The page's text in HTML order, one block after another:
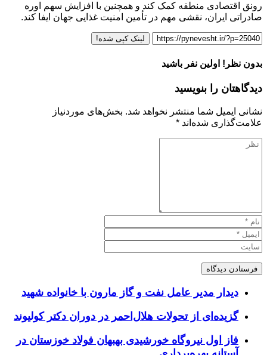
رونق اقتصادی منطقه کمک کند و همچنین با افزایش سهم اوره
صادراتی ایران، نقشی مهم در تأمین امنیت غذایی جهان ایفا کند.
لینک کپی شده!
بدون نظر! اولین نفر باشید
دیدگاهتان را بنویسید
نشانی ایمیل شما منتشر نخواهد شد. بخش‌های موردنیاز
علامت‌گذاری شده‌اند *
دیدار مدیر عامل نفت و گاز مارون با خانواده شهید
گزیده‌ای از تحولات هلال‌احمر در دوران دکتر کولیوند
فاز اول نیروگاه خورشیدی بهبهان فولاد خوزستان در